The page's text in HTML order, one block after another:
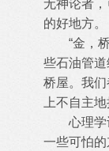
无神论者
的好地方。
“金，桥
些石油管
桥屋。我们
上不自主地
心理学认
一些可怕的